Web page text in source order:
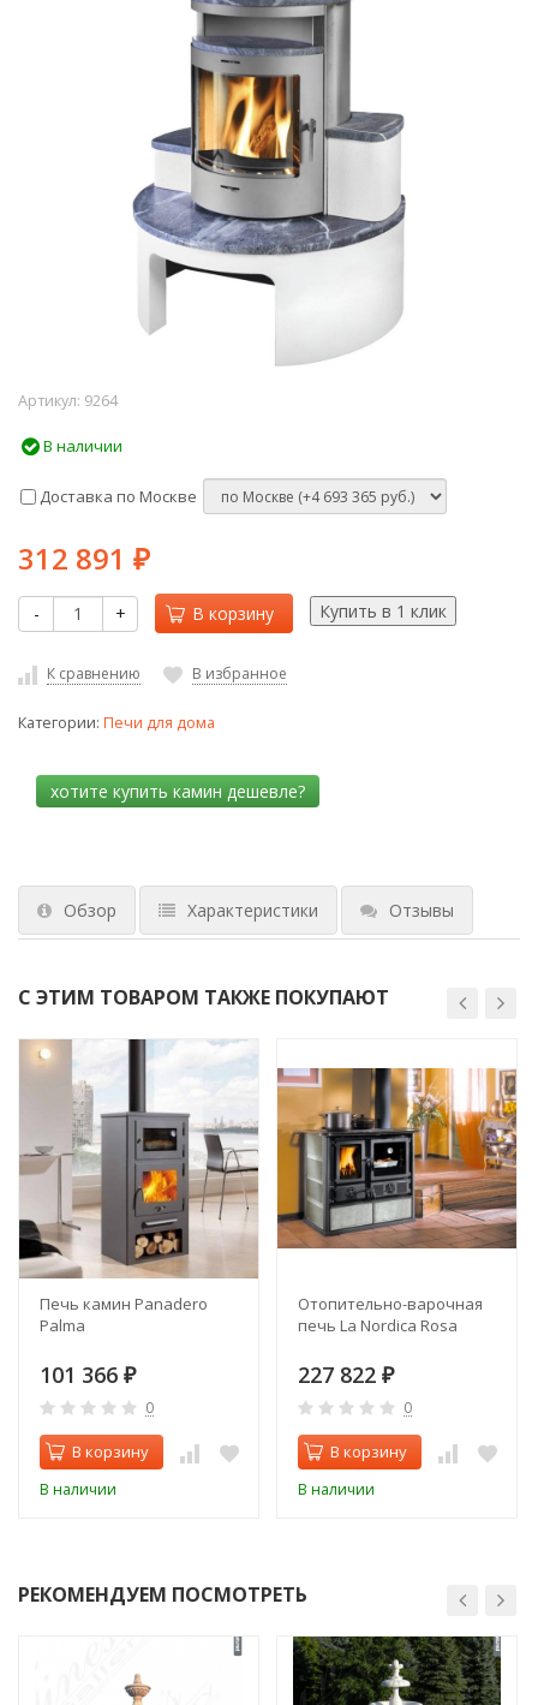
Артикул: 9264
В наличии
Доставка по Москве
312 891 ₽
- + В корзину
К сравнению В избранное
Категории: Печи для дома
Обзор Характеристики Отзывы
С ЭТИМ ТОВАРОМ ТАКЖЕ ПОКУПАЮТ
Печь камин Panadero
Palma
101 366 ₽
0
В корзину
В наличии
Отопительно-варочная
печь La Nordica Rosa
227 822 ₽
0
В корзину
В наличии
РЕКОМЕНДУЕМ ПОСМОТРЕТЬ